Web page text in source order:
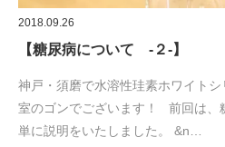
2018.09.26
【糖尿病について -２-】
神戸・須磨で水溶性珪素ホワイト
室のゴンでございます！ 前回は、
単に説明をいたしました。 &n…